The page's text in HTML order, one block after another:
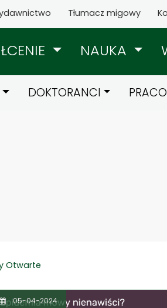
Tłumacz migowy
NAUKA
DOKTORANCI
Otwarte
05-04-2024